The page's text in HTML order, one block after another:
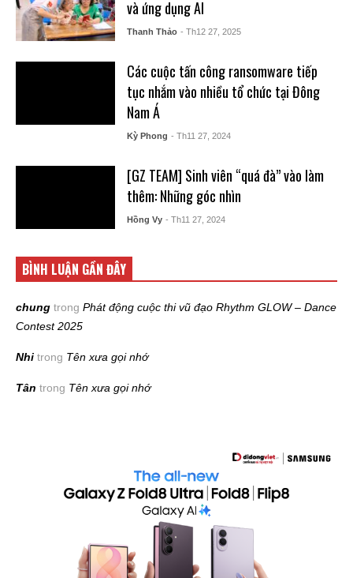
và ứng dụng AI
Thanh Thảo - Th12 27, 2025
Các cuộc tấn công ransomware tiếp
tục nhắm vào nhiều tổ chức tại Đông
Nam Á
Kỳ Phong - Th11 27, 2024
[GZ TEAM] Sinh viên “quá đà” vào làm
thêm: Những góc nhìn
Hồng Vy - Th11 27, 2024
BÌNH LUẬN GẦN ĐÂY
chung trong Phát động cuộc thi vũ đạo Rhythm GLOW – Dance
Contest 2025
Nhi trong Tên xưa gọi nhớ
Tân trong Tên xưa gọi nhớ